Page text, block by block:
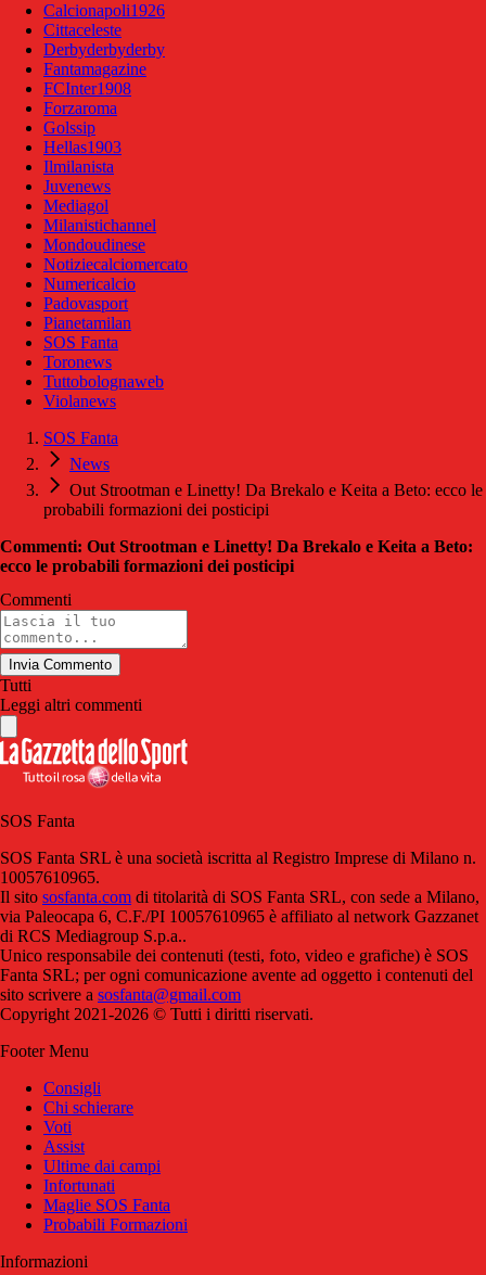
Calcionapoli1926
Cittaceleste
Derbyderbyderby
Fantamagazine
FCInter1908
Forzaroma
Golssip
Hellas1903
Ilmilanista
Juvenews
Mediagol
Milanistichannel
Mondoudinese
Notiziecalciomercato
Numericalcio
Padovasport
Pianetamilan
SOS Fanta
Toronews
Tuttobolognaweb
Violanews
SOS Fanta
News
Out Strootman e Linetty! Da Brekalo e Keita a Beto: ecco le
probabili formazioni dei posticipi
Commenti: Out Strootman e Linetty! Da Brekalo e Keita a Beto:
ecco le probabili formazioni dei posticipi
Commenti
Invia Commento
Tutti
Leggi altri commenti
SOS Fanta
SOS Fanta SRL è una società iscritta al Registro Imprese di Milano n.
10057610965.
Il sito sosfanta.com di titolarità di SOS Fanta SRL, con sede a Milano,
via Paleocapa 6, C.F./PI 10057610965 è affiliato al network Gazzanet
di RCS Mediagroup S.p.a..
Unico responsabile dei contenuti (testi, foto, video e grafiche) è SOS
Fanta SRL; per ogni comunicazione avente ad oggetto i contenuti del
sito scrivere a sosfanta@gmail.com
Copyright 2021-2026 © Tutti i diritti riservati.
Footer Menu
Consigli
Chi schierare
Voti
Assist
Ultime dai campi
Infortunati
Maglie SOS Fanta
Probabili Formazioni
Informazioni